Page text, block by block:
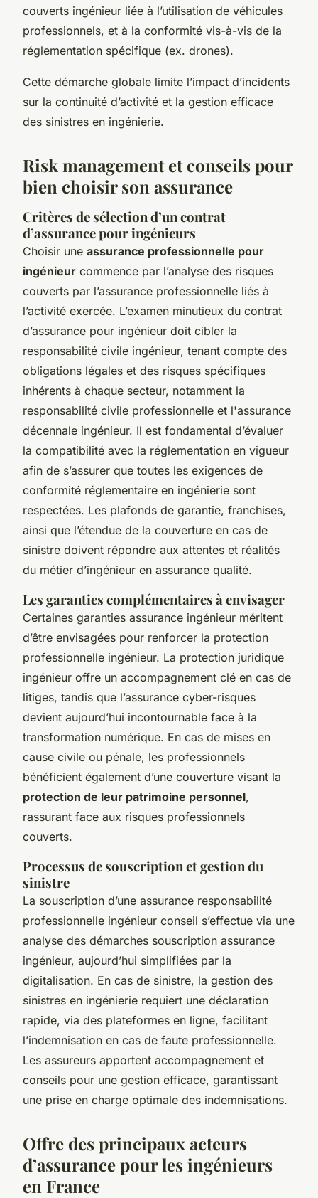
couverts ingénieur liée à l’utilisation de véhicules
professionnels, et à la conformité vis-à-vis de la
réglementation spécifique (ex. drones).
Cette démarche globale limite l’impact d’incidents
sur la continuité d’activité et la gestion efficace
des sinistres en ingénierie.
Risk management et conseils pour
bien choisir son assurance
Critères de sélection d’un contrat
d’assurance pour ingénieurs
Choisir une assurance professionnelle pour
ingénieur commence par l’analyse des risques
couverts par l’assurance professionnelle liés à
l’activité exercée. L’examen minutieux du contrat
d’assurance pour ingénieur doit cibler la
responsabilité civile ingénieur, tenant compte des
obligations légales et des risques spécifiques
inhérents à chaque secteur, notamment la
responsabilité civile professionnelle et l'assurance
décennale ingénieur. Il est fondamental d’évaluer
la compatibilité avec la réglementation en vigueur
afin de s’assurer que toutes les exigences de
conformité réglementaire en ingénierie sont
respectées. Les plafonds de garantie, franchises,
ainsi que l’étendue de la couverture en cas de
sinistre doivent répondre aux attentes et réalités
du métier d’ingénieur en assurance qualité.
Les garanties complémentaires à envisager
Certaines garanties assurance ingénieur méritent
d’être envisagées pour renforcer la protection
professionnelle ingénieur. La protection juridique
ingénieur offre un accompagnement clé en cas de
litiges, tandis que l’assurance cyber-risques
devient aujourd’hui incontournable face à la
transformation numérique. En cas de mises en
cause civile ou pénale, les professionnels
bénéficient également d’une couverture visant la
protection de leur patrimoine personnel,
rassurant face aux risques professionnels
couverts.
Processus de souscription et gestion du
sinistre
La souscription d’une assurance responsabilité
professionnelle ingénieur conseil s’effectue via une
analyse des démarches souscription assurance
ingénieur, aujourd’hui simplifiées par la
digitalisation. En cas de sinistre, la gestion des
sinistres en ingénierie requiert une déclaration
rapide, via des plateformes en ligne, facilitant
l’indemnisation en cas de faute professionnelle.
Les assureurs apportent accompagnement et
conseils pour une gestion efficace, garantissant
une prise en charge optimale des indemnisations.
Offre des principaux acteurs
d’assurance pour les ingénieurs
en France